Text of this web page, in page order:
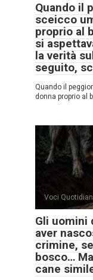
Quando il
sceicco
proprio al
si
la verità
seguito,
Quando il
donna proprio al
Voci
Gli uomini
aver
crimine,
bosco…
cane